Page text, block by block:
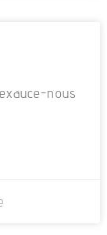
nous